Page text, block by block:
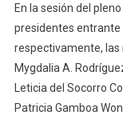
En la sesión del
presidentes entrante
respectivamente, las
Mygdalia A.
Leticia del Socorro
Patricia Gamboa